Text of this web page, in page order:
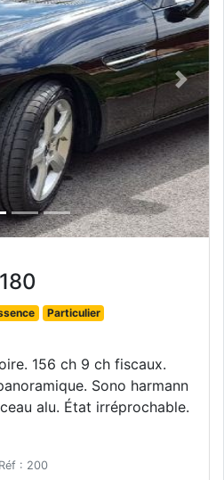
Next
Particulier
156 ch 9 ch fiscaux.
Sono harmann
alu. État irréprochable.
: 200